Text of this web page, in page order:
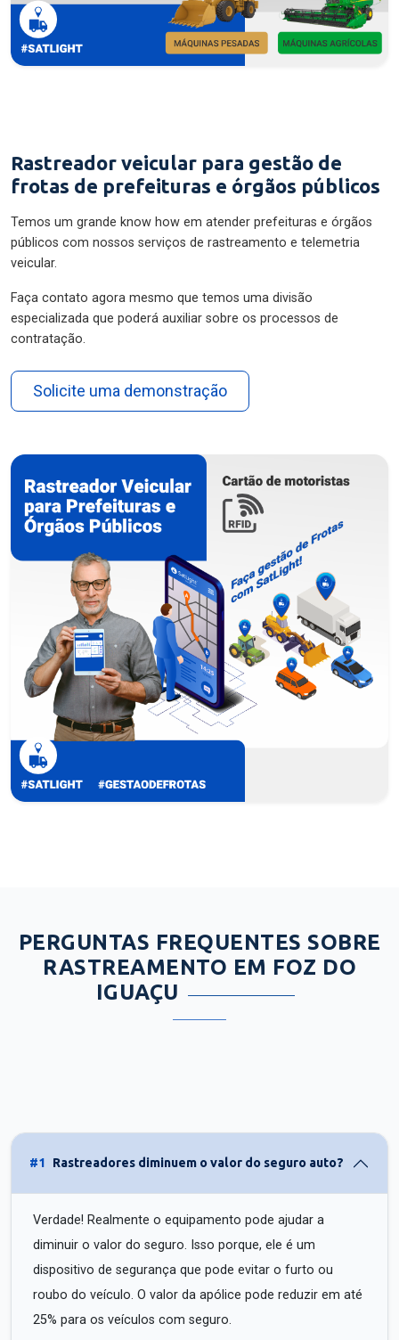
Rastreador veicular para gestão de
frotas de prefeituras e órgãos públicos
Temos um grande know how em atender prefeituras e órgãos
públicos com nossos serviços de rastreamento e telemetria
veicular.
Faça contato agora mesmo que temos uma divisão
especializada que poderá auxiliar sobre os processos de
contratação.
Solicite uma demonstração
PERGUNTAS FREQUENTES SOBRE
RASTREAMENTO EM FOZ DO
IGUAÇU
#1 Rastreadores diminuem o valor do seguro auto?
Verdade! Realmente o equipamento pode ajudar a
diminuir o valor do seguro. Isso porque, ele é um
dispositivo de segurança que pode evitar o furto ou
roubo do veículo. O valor da apólice pode reduzir em até
25% para os veículos com seguro.